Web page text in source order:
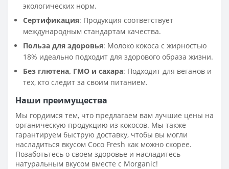
экологических норм.
Сертификация: Продукция соответствует
международным стандартам качества.
Польза для здоровья: Молоко кокоса с жирностью
18% идеально подходит для здорового образа жизни.
Без глютена, ГМО и сахара: Подходит для веганов и
тех, кто следит за своим питанием.
Наши преимущества
Мы гордимся тем, что предлагаем вам лучшие цены на
органическую продукцию из кокосов. Мы также
гарантируем быструю доставку, чтобы вы могли
насладиться вкусом Coco Fresh как можно скорее.
Позаботьтесь о своем здоровье и насладитесь
натуральным вкусом вместе с Morganic!